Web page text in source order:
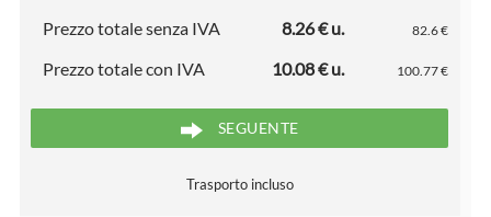
Prezzo totale senza IVA
8.26 € u. 82.6 €
Prezzo totale con IVA 10.08 € u. 100.77 €
SEGUENTE
Trasporto incluso